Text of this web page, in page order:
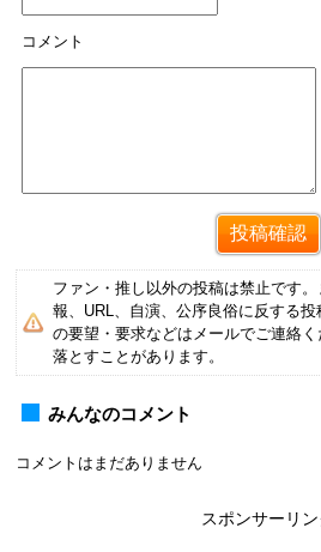
コメント
ファン・推し以外の投稿は禁止です
報、URL、自演、公序良俗に反する
の要望・要求などはメールでご連絡
落とすことがあります。
みんなのコメント
コメントはまだありません
スポンサーリン